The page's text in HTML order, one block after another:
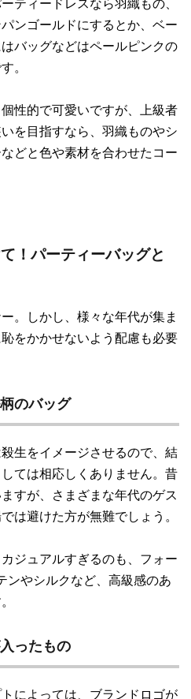
ティードレスなら羽織もの、
ンゴールドにするとか、ベー
バッグなどはペールピンクの
。
性的で可愛いですが、上級者
を目指すなら、羽織ものやシ
どと色や素材を合わせたコー
！パーティーバッグと
。しかし、様々な年代が集ま
をかかせないよう配慮も必要
のバッグ
生をイメージさせるので、結
ては相応しくありません。昔
すが、さまざまな年代のゲス
は避けた方が無難でしょう。
ジュアルすぎるのも、フォー
ンやシルクなど、高級感のあ
ったもの
によっては、ブランドロゴが